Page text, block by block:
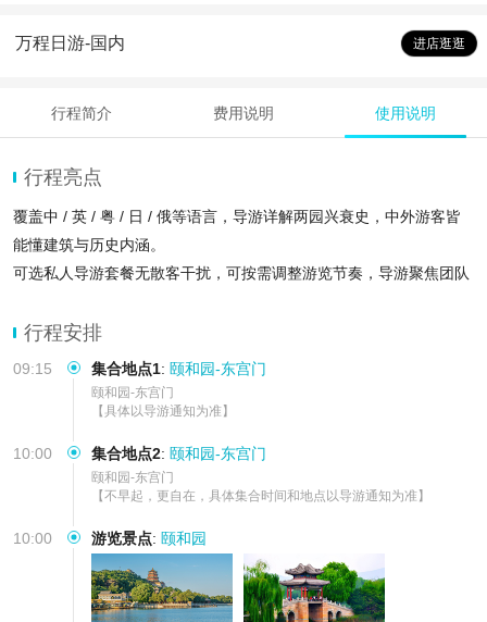
万程日游-国内 进店逛逛
行程简介 费用说明 使用说明
行程亮点
覆盖中 / 英 / 粤 / 日 / 俄等语言，导游详解两园兴衰史，中外游客皆
能懂建筑与历史内涵。
可选私人导游套餐无散客干扰，可按需调整游览节奏，导游聚焦团队
门票+导游讲解，一日串联颐和园皇家园林与圆明园遗址，省心同时
收获深度文化体
行程安排
09:15 集合地点1: 颐和园-东宫门
颐和园-东宫门
【具体以导游通知为准】
10:00 集合地点2: 颐和园-东宫门
颐和园-东宫门
【不早起，更自在，具体集合时间和地点以导游通知为准】
10:00 游览景点: 颐和园